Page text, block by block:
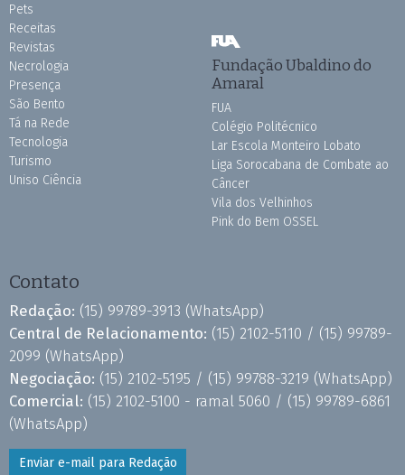
Pets
Receitas
Revistas
Necrologia
Presença
São Bento
Tá na Rede
Tecnologia
Turismo
Uniso Ciência
Fundação Ubaldino do
Amaral
FUA
Colégio Politécnico
Lar Escola Monteiro Lobato
Liga Sorocabana de Combate ao
Câncer
Vila dos Velhinhos
Pink do Bem OSSEL
Contato
Redação: (15) 99789-3913 (WhatsApp)
Central de Relacionamento: (15) 2102-5110 / (15) 99789-
2099 (WhatsApp)
Negociação: (15) 2102-5195 / (15) 99788-3219 (WhatsApp)
Comercial: (15) 2102-5100 - ramal 5060 / (15) 99789-6861
(WhatsApp)
Enviar e-mail para Redação